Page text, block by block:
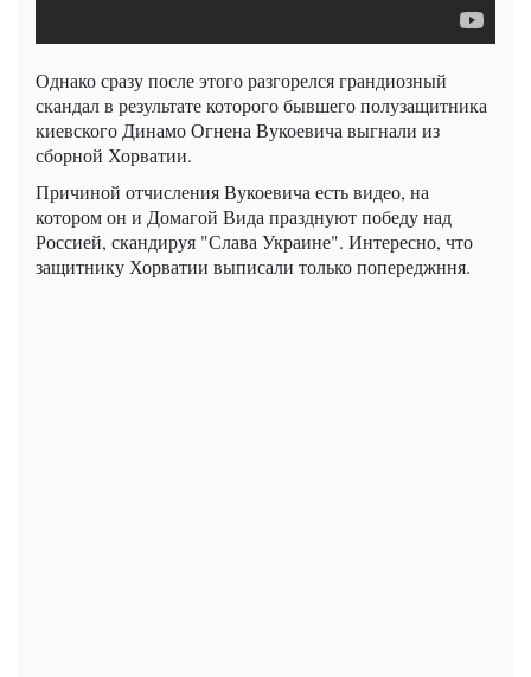
Однако сразу после этого разгорелся грандиозный
скандал в результате которого бывшего полузащитника
киевского Динамо Огнена Вукоевича выгнали из
сборной Хорватии.
Причиной отчисления Вукоевича есть видео, на
котором он и Домагой Вида празднуют победу над
Россией, скандируя "Слава Украине". Интересно, что
защитнику Хорватии выписали только попереджння.